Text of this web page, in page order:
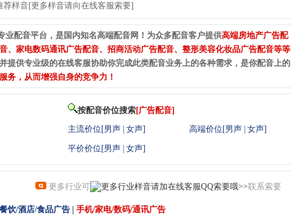
荐样音[更多样音请向在线客服索要]
业配音平台，是国内知名高端配音网！为众多配音客户提供高端房地产广告配
、家电数码通讯广告配音、招商活动广告配音、整形美容化妆品广告配音等等
并提供专业级的在线客服协助你完成此类配音业务上的各种需求，是你配音上的
务，从而增强自身的竞争力！
按配音价位搜索[广告配音]
主流价位[男声 女声] 高端价位[男声 女声]
平价价位[男声 女声]
更多行业可 联系索要
餐饮/酒店/食品广告 手机/家电/数码/通讯广告